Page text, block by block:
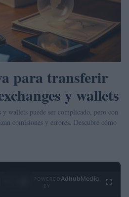
para transferir
y wallets
wallets puede ser complicado, pero con
comisiones y errores. Descubre cómo
Ad hubMedia